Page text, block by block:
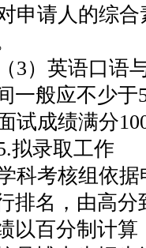
申请人的综
（3）英语口语
一般应不少于
试成绩满分
拟录取工作
科考核组依
排名，由高分
以百分制计